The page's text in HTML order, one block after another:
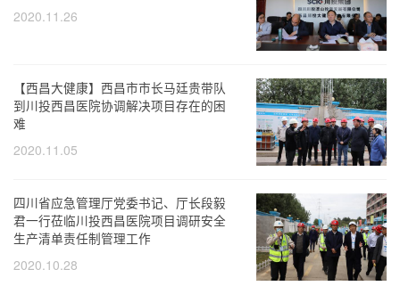
2020.11.26
【西昌大健康】西昌市市长马廷贵带队
到川投西昌医院协调解决项目存在的困
难
2020.11.05
四川省应急管理厅党委书记、厅长段毅
君一行莅临川投西昌医院项目调研安全
生产清单责任制管理工作
2020.10.28